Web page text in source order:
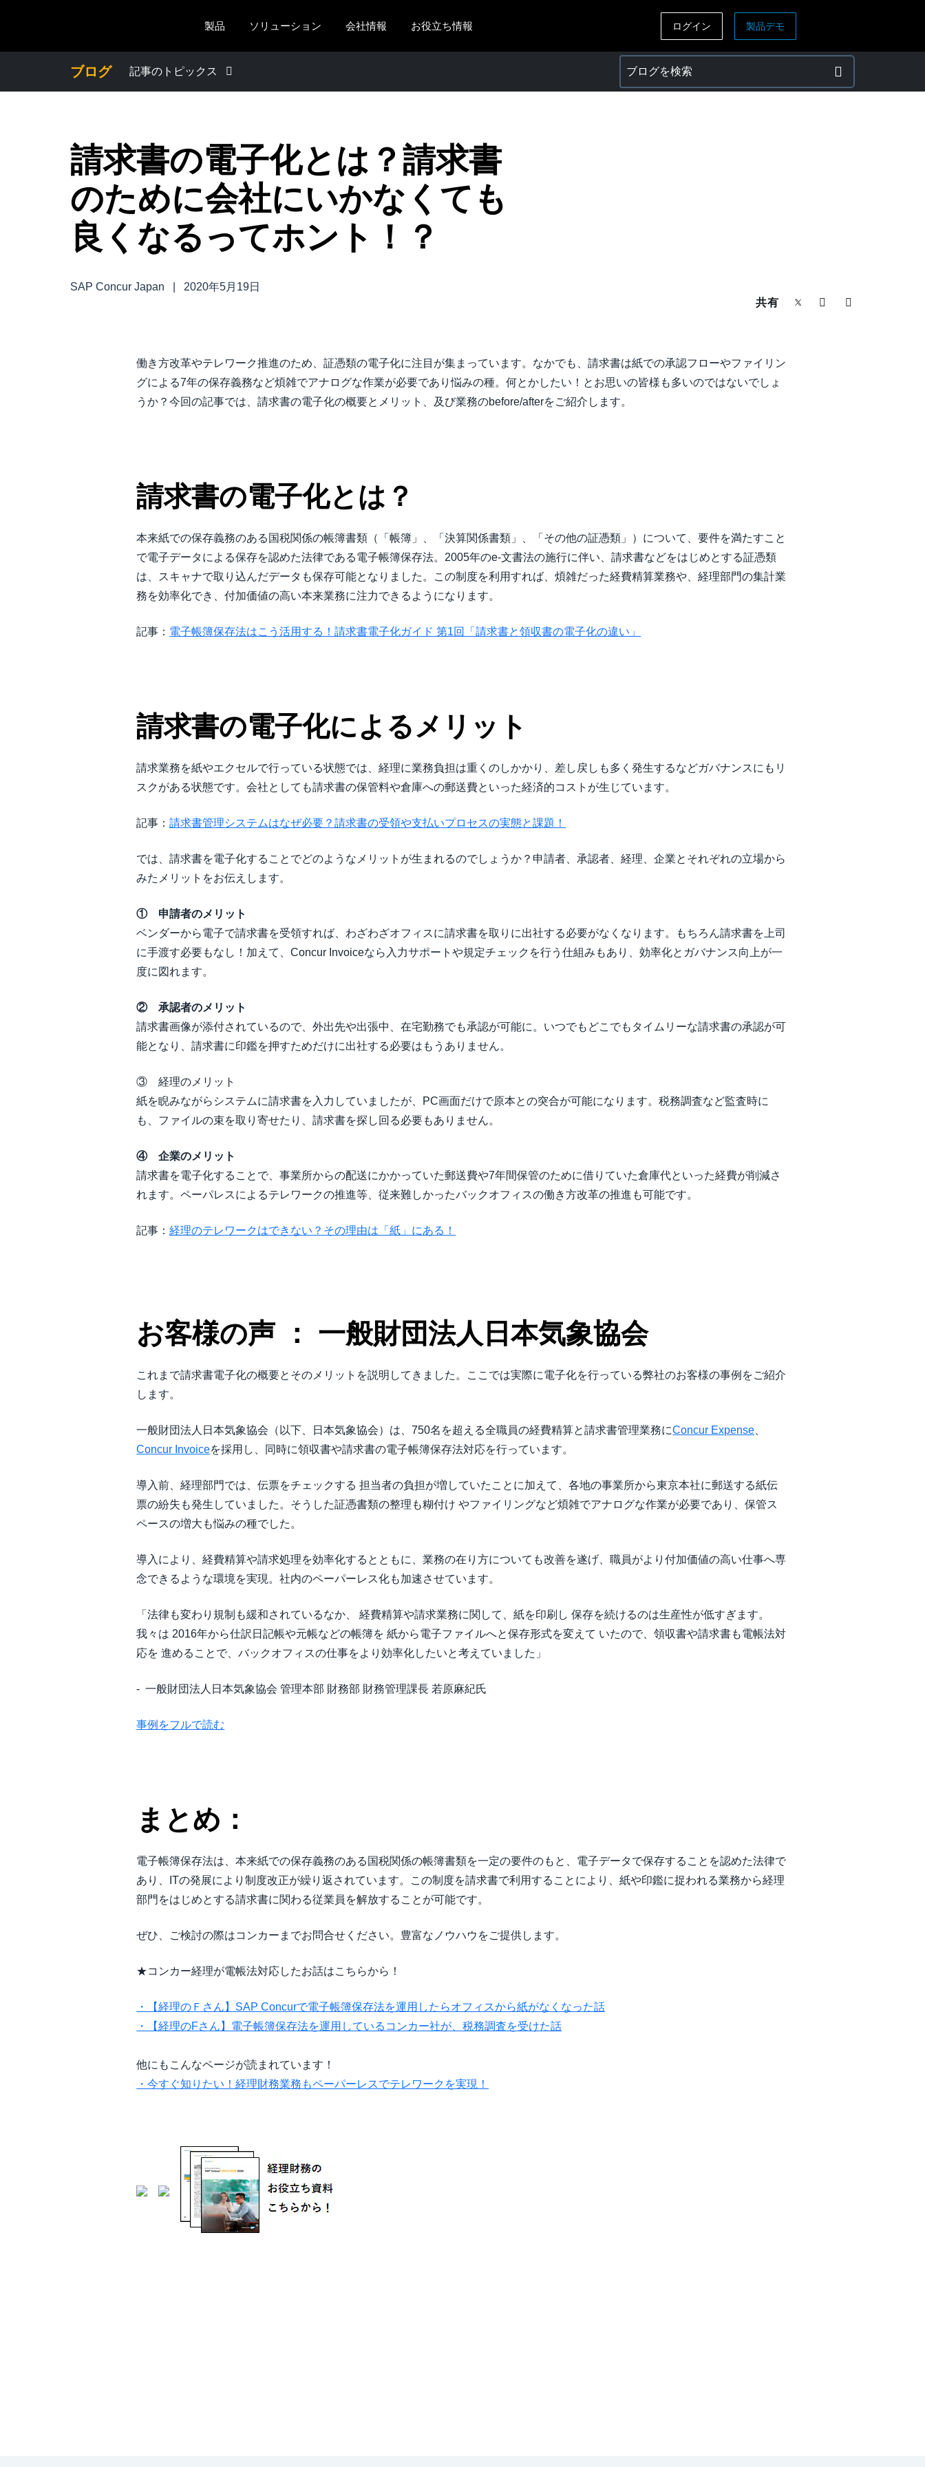
製品
ソリューション 会社情報 お役立ち情報
Canada (Français)
México (Español)
Brasil (Português)
Norway (English)
ASIA PACIFIC
ログイン 製品デモ
ブログ 記事のトピックス
プレスリリース
電子帳簿保存法・インボイス制度
経理・総務の豆知識
製品情報
導入事例
働きかた改革
自治体・公共機関・教育機関等
請求書の電子化とは？請求書
のために会社にいかなくても
良くなるってホント！？
SAP Concur Japan
2020年5月19日
共有
働き方改革やテレワーク推進のため、証憑類の電子化に注目が集まっています。なかでも、請求書は紙での承認フローやファイリン
グによる7年の保存義務など煩雑でアナログな作業が必要であり悩みの種。何とかしたい！とお思いの皆様も多いのではないでしょ
うか？今回の記事では、請求書の電子化の概要とメリット、及び業務のbefore/afterをご紹介します。
請求書の電子化とは？
本来紙での保存義務のある国税関係の帳簿書類（「帳簿」、「決算関係書類」、「その他の証憑類」）について、要件を満たすこと
で電子データによる保存を認めた法律である電子帳簿保存法。2005年のe-文書法の施行に伴い、請求書などをはじめとする証憑類
は、スキャナで取り込んだデータも保存可能となりました。この制度を利用すれば、煩雑だった経費精算業務や、経理部門の集計業
務を効率化でき、付加価値の高い本来業務に注力できるようになります。
記事： 電子帳簿保存法はこう活用する！請求書電子化ガイド 第1回「請求書と領収書の電子化の違い」
請求書の電子化によるメリット
請求業務を紙やエクセルで行っている状態では、経理に業務負担は重くのしかかり、差し戻しも多く発生するなどガバナンスにもリ
スクがある状態です。会社としても請求書の保管料や倉庫への郵送費といった経済的コストが生じています。
記事：請求書管理システムはなぜ必要？請求書の受領や支払いプロセスの実態と課題！
では、請求書を電子化することでどのようなメリットが生まれるのでしょうか？申請者、承認者、経理、企業とそれぞれの立場から
みたメリットをお伝えします。
① 申請者のメリット
ベンダーから電子で請求書を受領すれば、わざわざオフィスに請求書を取りに出社する必要がなくなります。もちろん請求書を上司
に手渡す必要もなし！加えて、Concur Invoiceなら入力サポートや規定チェックを行う仕組みもあり、効率化とガバナンス向上が一
度に図れます。
② 承認者のメリット
請求書画像が添付されているので、外出先や出張中、在宅勤務でも承認が可能に。いつでもどこでもタイムリーな請求書の承認が可
能となり、請求書に印鑑を押すためだけに出社する必要はもうありません。
③ 経理のメリット
紙を睨みながらシステムに請求書を入力していましたが、PC画面だけで原本との突合が可能になります。税務調査など監査時に
も、ファイルの束を取り寄せたり、請求書を探し回る必要もありません。
④ 企業のメリット
請求書を電子化することで、事業所からの配送にかかっていた郵送費や7年間保管のために借りていた倉庫代といった経費が削減さ
れます。ペーパレスによるテレワークの推進等、従来難しかったバックオフィスの働き方改革の推進も可能です。
記事：経理のテレワークはできない？その理由は「紙」にある！
お客様の声 ： 一般財団法人日本気象協会
これまで請求書電子化の概要とそのメリットを説明してきました。ここでは実際に電子化を行っている弊社のお客様の事例をご紹介
します。
一般財団法人日本気象協会（以下、日本気象協会）は、750名を超える全職員の経費精算と請求書管理業務にConcur Expense
Concur Invoiceを採用し、同時に領収書や請求書の電子帳簿保存法対応を行っています。
導入前、経理部門では、伝票をチェックする 担当者の負担が増していたことに加えて、各地の事業所から東京本社に郵送する紙伝
票の紛失も発生していました。そうした証憑書類の整理も糊付け やファイリングなど煩雑でアナログな作業が必要であり、保管ス
ペースの増大も悩みの種でした。
導入により、経費精算や請求処理を効率化するとともに、業務の在り方についても改善を遂げ、職員がより付加価値の高い仕事へ専
念できるような環境を実現。社内のペーパーレス化も加速させています。
「法律も変わり規制も緩和されているなか、 経費精算や請求業務に関して、紙を印刷し 保存を続けるのは生産性が低すぎます。
我々は 2016年から仕訳日記帳や元帳などの帳簿を 紙から電子ファイルへと保存形式を変えて いたので、領収書や請求書も電帳法対
応を 進めることで、バックオフィスの仕事をより効率化したいと考えていました」
- 一般財団法人日本気象協会 管理本部 財務部 財務管理課長 若原麻紀氏
事例をフルで読む
まとめ：
電子帳簿保存法は、本来紙での保存義務のある国税関係の帳簿書類を一定の要件のもと、電子データで保存することを認めた法律で
あり、ITの発展により制度改正が繰り返されています。この制度を請求書で利用することにより、紙や印鑑に捉われる業務から経理
部門をはじめとする請求書に関わる従業員を解放することが可能です。
ぜひ、ご検討の際はコンカーまでお問合せください。豊富なノウハウをご提供します。
★コンカー経理が電帳法対応したお話はこちらから！
・【経理のＦさん】SAP Concurで電子帳簿保存法を運用したらオフィスから紙がなくなった話
・【経理のFさん】電子帳簿保存法を運用しているコンカー社が、税務調査を受けた話
他にもこんなページが読まれています！
・今すぐ知りたい！経理財務業務もペーパーレスでテレワークを実現！